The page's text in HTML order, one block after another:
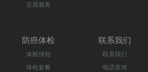
志愿服务
防癌体检
体检须知
体检套餐
联系我们
联系我们
电话查询